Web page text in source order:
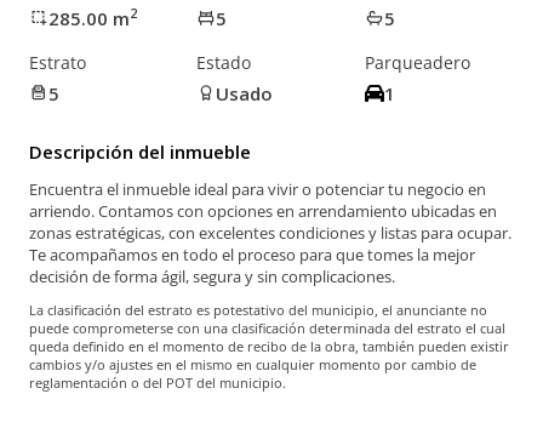
285.00 m2 5 5
Estrato
5
Estado
Usado
Parqueadero
1
Descripción del inmueble
Encuentra el inmueble ideal para vivir o potenciar tu negocio en
arriendo. Contamos con opciones en arrendamiento ubicadas en
zonas estratégicas, con excelentes condiciones y listas para ocupar.
Te acompañamos en todo el proceso para que tomes la mejor
decisión de forma ágil, segura y sin complicaciones.
La clasificación del estrato es potestativo del municipio, el anunciante no
puede comprometerse con una clasificación determinada del estrato el cual
queda definido en el momento de recibo de la obra, también pueden existir
cambios y/o ajustes en el mismo en cualquier momento por cambio de
reglamentación o del POT del municipio.